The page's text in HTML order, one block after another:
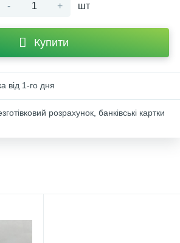
- + шт
Купити
від 1-го дня
розрахунок, банківські картки